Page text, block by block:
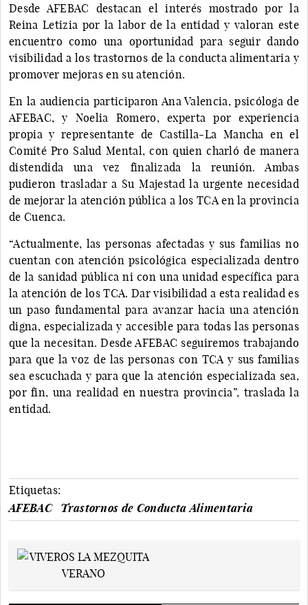
Desde AFEBAC destacan el interés mostrado por la
Reina Letizia por la labor de la entidad y valoran este
encuentro como una oportunidad para seguir dando
visibilidad a los trastornos de la conducta alimentaria y
promover mejoras en su atención.
En la audiencia participaron Ana Valencia, psicóloga de
AFEBAC, y Noelia Romero, experta por experiencia
propia y representante de Castilla-La Mancha en el
Comité Pro Salud Mental, con quien charló de manera
distendida una vez finalizada la reunión. Ambas
pudieron trasladar a Su Majestad la urgente necesidad
de mejorar la atención pública a los TCA en la provincia
de Cuenca.
“Actualmente, las personas afectadas y sus familias no
cuentan con atención psicológica especializada dentro
de la sanidad pública ni con una unidad específica para
la atención de los TCA. Dar visibilidad a esta realidad es
un paso fundamental para avanzar hacia una atención
digna, especializada y accesible para todas las personas
que la necesitan. Desde AFEBAC seguiremos trabajando
para que la voz de las personas con TCA y sus familias
sea escuchada y para que la atención especializada sea,
por fin, una realidad en nuestra provincia”, traslada la
entidad.
Etiquetas:
AFEBAC
Trastornos de Conducta Alimentaria